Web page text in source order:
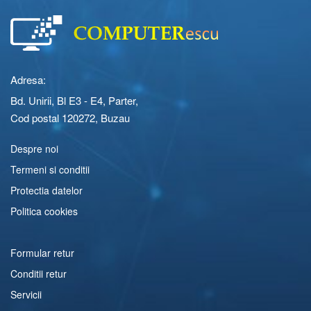
Adresa:
Bd. Unirii, Bl E3 - E4, Parter,
Cod postal 120272, Buzau
Despre noi
Termeni si conditii
Protectia datelor
Politica cookies
Formular retur
Conditii retur
Servicii